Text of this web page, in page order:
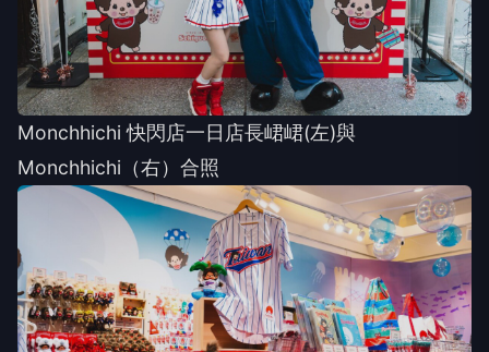
Monchhichi 快閃店一日店長峮峮(左)與
Monchhichi（右）合照